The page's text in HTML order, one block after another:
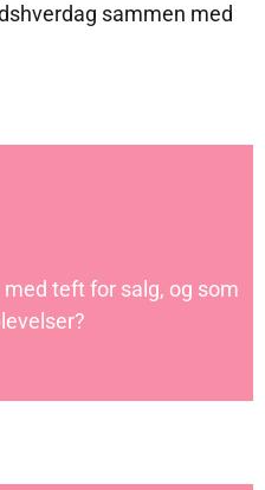
sammen med
teft for salg, og som